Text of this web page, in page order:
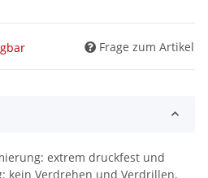
Frage zum Artikel
extrem druckfest und
kein Verdrehen und Verdrillen,